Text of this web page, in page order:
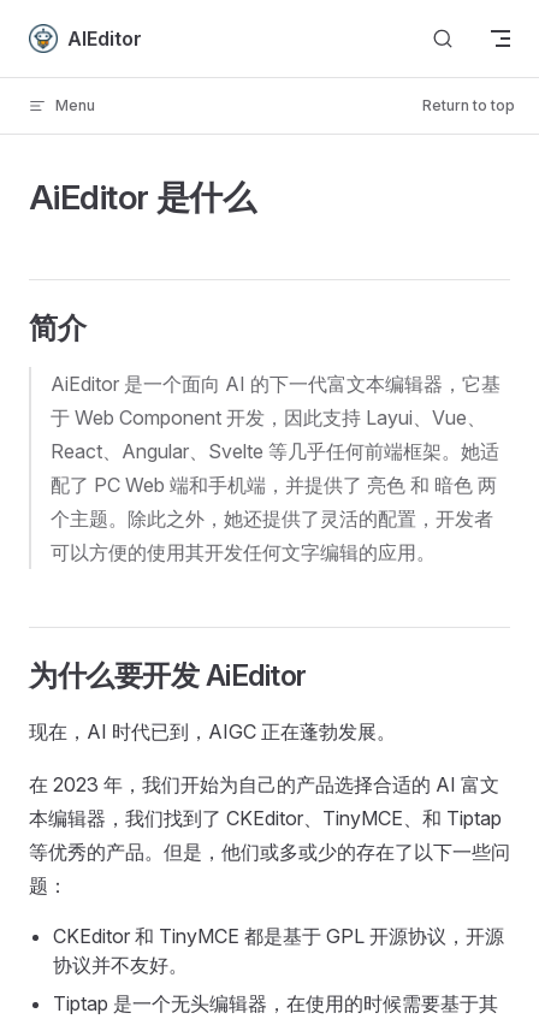
Skip to content
AIEditor
Menu Return to top
AiEditor 是什么
简介
AiEditor 是一个面向 AI 的下一代富文本编辑器，它基
于 Web Component 开发，因此支持 Layui、Vue、
React、Angular、Svelte 等几乎任何前端框架。她适
配了 PC Web 端和手机端，并提供了 亮色 和 暗色 两
个主题。除此之外，她还提供了灵活的配置，开发者
可以方便的使用其开发任何文字编辑的应用。
为什么要开发 AiEditor
现在，AI 时代已到，AIGC 正在蓬勃发展。
在 2023 年，我们开始为自己的产品选择合适的 AI 富文
本编辑器，我们找到了 CKEditor、TinyMCE、和 Tiptap
等优秀的产品。但是，他们或多或少的存在了以下一些问
题：
CKEditor 和 TinyMCE 都是基于 GPL 开源协议，开源
协议并不友好。
Tiptap 是一个无头编辑器，在使用的时候需要基于其